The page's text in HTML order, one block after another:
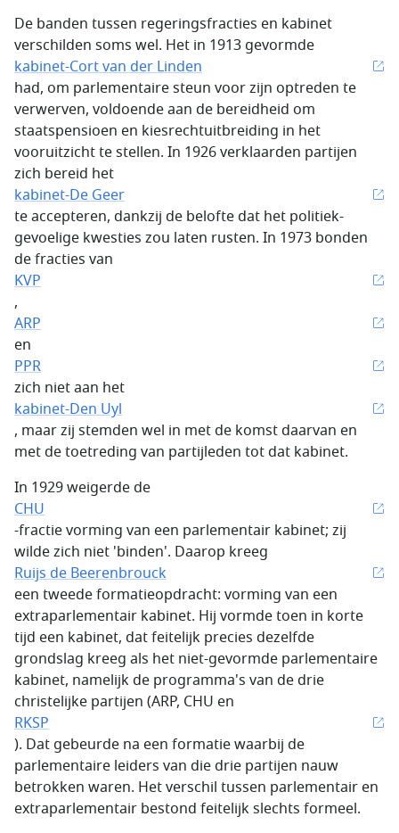
De banden tussen regeringsfracties en kabinet
verschilden soms wel. Het in 1913 gevormde
kabinet-Cort van der Linden
had, om parlementaire steun voor zijn optreden te
verwerven, voldoende aan de bereidheid om
staatspensioen en kiesrechtuitbreiding in het
vooruitzicht te stellen. In 1926 verklaarden partijen
zich bereid het
kabinet-De Geer
te accepteren, dankzij de belofte dat het politiek-
gevoelige kwesties zou laten rusten. In 1973 bonden
de fracties van
KVP
,
ARP
en
PPR
zich niet aan het
kabinet-Den Uyl
, maar zij stemden wel in met de komst daarvan en
met de toetreding van partijleden tot dat kabinet.
In 1929 weigerde de
CHU
-fractie vorming van een parlementair kabinet; zij
wilde zich niet 'binden'. Daarop kreeg
Ruijs de Beerenbrouck
een tweede formatieopdracht: vorming van een
extraparlementair kabinet. Hij vormde toen in korte
tijd een kabinet, dat feitelijk precies dezelfde
grondslag kreeg als het niet-gevormde parlementaire
kabinet, namelijk de programma's van de drie
christelijke partijen (ARP, CHU en
RKSP
). Dat gebeurde na een formatie waarbij de
parlementaire leiders van die drie partijen nauw
betrokken waren. Het verschil tussen parlementair en
extraparlementair bestond feitelijk slechts formeel.